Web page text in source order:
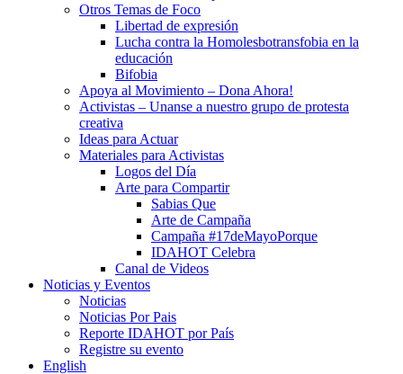
Otros Temas de Foco
Libertad de expresión
Lucha contra la Homolesbotransfobia en la
educación
Bifobia
Apoya al Movimiento – Dona Ahora!
Activistas – Unanse a nuestro grupo de protesta
creativa
Ideas para Actuar
Materiales para Activistas
Logos del Día
Arte para Compartir
Sabias Que
Arte de Campaña
Campaña #17deMayoPorque
IDAHOT Celebra
Canal de Videos
Noticias y Eventos
Noticias
Noticias Por Pais
Reporte IDAHOT por País
Registre su evento
English